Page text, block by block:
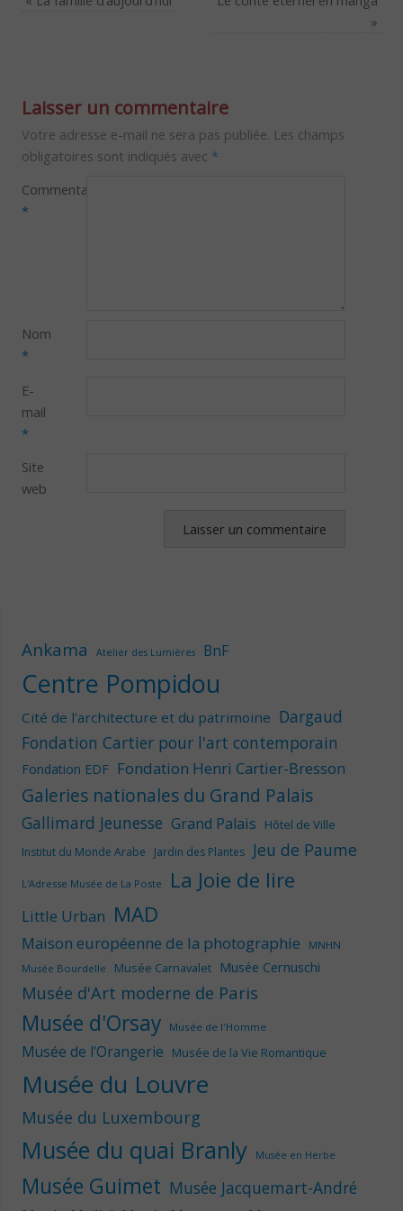
»
Laisser un commentaire
Votre adresse e-mail ne sera pas publiée. Les champs
obligatoires sont indiqués avec *
Commentaire
*
Nom
*
E-
mail
*
Site
web
Ankama Atelier des Lumières BnF
Centre Pompidou
Cité de l'architecture et du patrimoine Dargaud
Fondation Cartier pour l'art contemporain
Fondation EDF Fondation Henri Cartier-Bresson
Galeries nationales du Grand Palais
Gallimard Jeunesse Grand Palais Hôtel de Ville
Institut du Monde Arabe Jardin des Plantes Jeu de Paume
L'Adresse Musée de La Poste La Joie de lire
Little Urban MAD
Maison européenne de la photographie
MNHN
Musée Bourdelle
Musée Carnavalet Musée Cernuschi
Musée d'Art moderne de Paris
Musée d'Orsay Musée de l'Homme
Musée de l'Orangerie Musée de la Vie Romantique
Musée du Louvre
Musée du Luxembourg
Musée du quai Branly Musée en Herbe
Musée Guimet Musée Jacquemart-André